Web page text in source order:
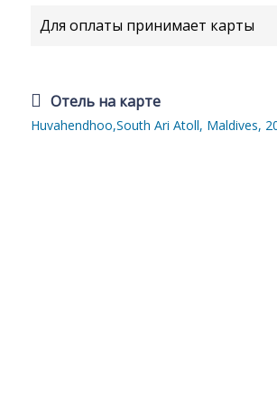
Для оплаты принимает карты
Отель на карте
Huvahendhoo,South Ari Atoll, Maldives,